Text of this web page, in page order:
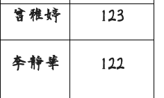
曾雅婷 123
李靜華 122